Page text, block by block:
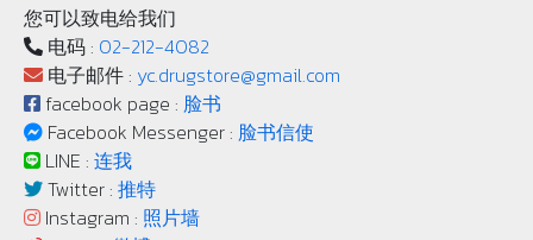
您可以致电给我们
电码 : 02-212-4082
电子邮件 : yc.drugstore@gmail.com
facebook page : 脸书
Facebook Messenger : 脸书信使
LINE : 连我
Twitter : 推特
Instagram : 照片墙